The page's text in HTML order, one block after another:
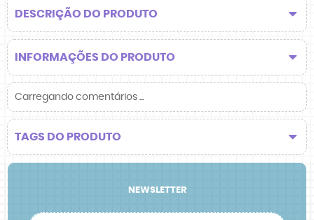
DESCRIÇÃO DO PRODUTO
INFORMAÇÕES DO PRODUTO
Carregando comentários ...
TAGS DO PRODUTO
NEWSLETTER